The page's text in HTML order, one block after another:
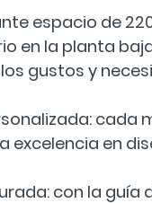
espacio de
en la planta
gustos y
cada
excelencia en
con la guía